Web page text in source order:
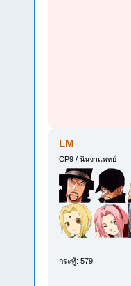
LM
CP9 / นินจาแพทย์
กระทู้: 579